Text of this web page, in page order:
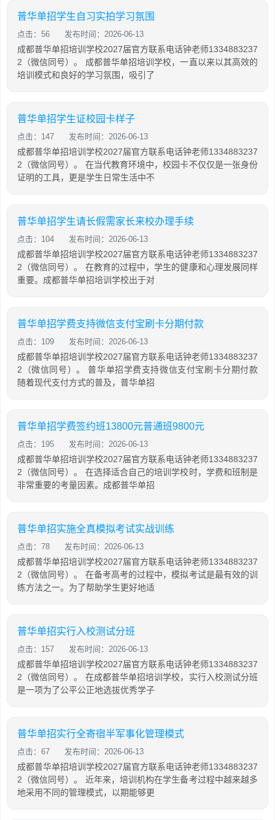
普华单招学生自习实拍学习氛围
点击：56 发布时间：2026-06-13
成都普华单招培训学校2027届官方联系电话钟老师1334883237
2（微信同号）。 成都普华单招培训学校，一直以来以其高效的
培训模式和良好的学习氛围，吸引了
普华单招学生证校园卡样子
点击：147 发布时间：2026-06-13
成都普华单招培训学校2027届官方联系电话钟老师1334883237
2（微信同号）。 在当代教育环境中，校园卡不仅仅是一张身份
证明的工具，更是学生日常生活中不
普华单招学生请长假需家长来校办理手续
点击：104 发布时间：2026-06-13
成都普华单招培训学校2027届官方联系电话钟老师1334883237
2（微信同号）。 在教育的过程中，学生的健康和心理发展同样
重要。成都普华单招培训学校出于对
普华单招学费支持微信支付宝刷卡分期付款
点击：109 发布时间：2026-06-13
成都普华单招培训学校2027届官方联系电话钟老师1334883237
2（微信同号）。 普华单招学费支持微信支付宝刷卡分期付款
随着现代支付方式的普及，普华单招
普华单招学费签约班13800元普通班9800元
点击：195 发布时间：2026-06-13
成都普华单招培训学校2027届官方联系电话钟老师1334883237
2（微信同号）。 在选择适合自己的培训学校时，学费和班制是
非常重要的考量因素。成都普华单招
普华单招实施全真模拟考试实战训练
点击：78 发布时间：2026-06-13
成都普华单招培训学校2027届官方联系电话钟老师1334883237
2（微信同号）。 在备考高考的过程中，模拟考试是最有效的训
练方法之一。为了帮助学生更好地适
普华单招实行入校测试分班
点击：157 发布时间：2026-06-13
成都普华单招培训学校2027届官方联系电话钟老师1334883237
2（微信同号）。 在成都普华单招培训学校，实行入校测试分班
是一项为了公平公正地选拔优秀学子
普华单招实行全寄宿半军事化管理模式
点击：67 发布时间：2026-06-13
成都普华单招培训学校2027届官方联系电话钟老师1334883237
2（微信同号）。 近年来，培训机构在学生备考过程中越来越多
地采用不同的管理模式，以期能够更